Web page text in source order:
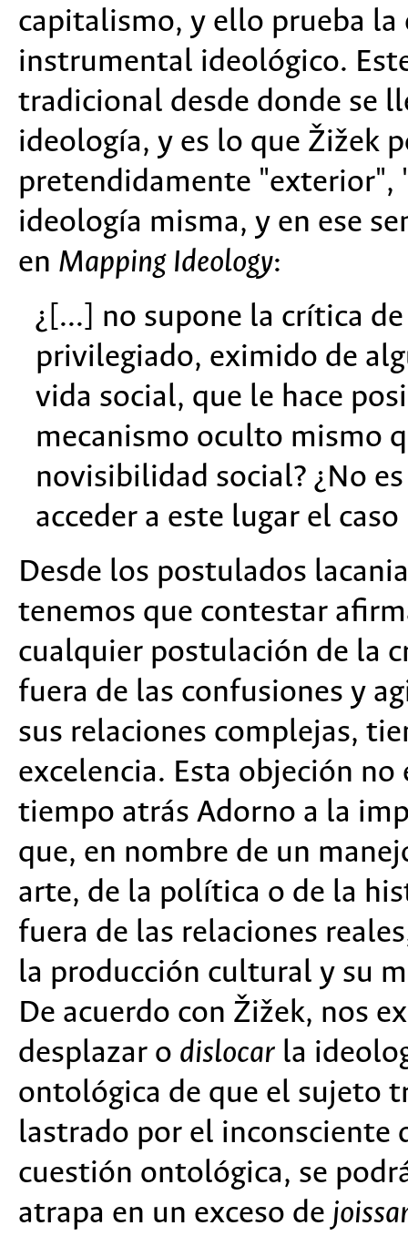
capitalismo, y ello prueba la
instrumental ideológico.
tradicional desde donde se
ideología, y es lo que Žižek
pretendidamente
ideología misma, y en ese
en Mapping Ideology:
¿[...] no supone la crítica
privilegiado, eximido de
vida social, que le hace
mecanismo oculto mismo
novisibilidad social? ¿No
acceder a este lugar el
Desde los postulados
tenemos que contestar
cualquier postulación de la
fuera de las confusiones y
sus relaciones complejas,
excelencia. Esta objeción
tiempo atrás Adorno a la
que, en nombre de un
arte, de la política o de la
fuera de las relaciones
la producción cultural y su
De acuerdo con Žižek, nos
desplazar o dislocar la
ontológica de que el sujeto
lastrado por el inconsciente
cuestión ontológica, se
atrapa en un exceso de